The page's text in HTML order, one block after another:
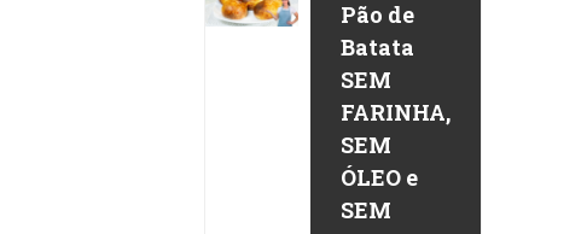
Pão de
Batata
SEM
FARINHA,
SEM
ÓLEO e
SEM